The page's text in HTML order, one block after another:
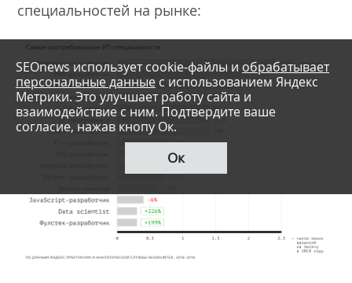
специальностей на рынке:
SEOnews использует cookie-файлы и обрабатывает
персональные данные с использованием Яндекс
Метрики. Это улучшает работу сайта и
взаимодействие с ним. Подтвердите ваше
согласие, нажав кнопу Ок.
Ок